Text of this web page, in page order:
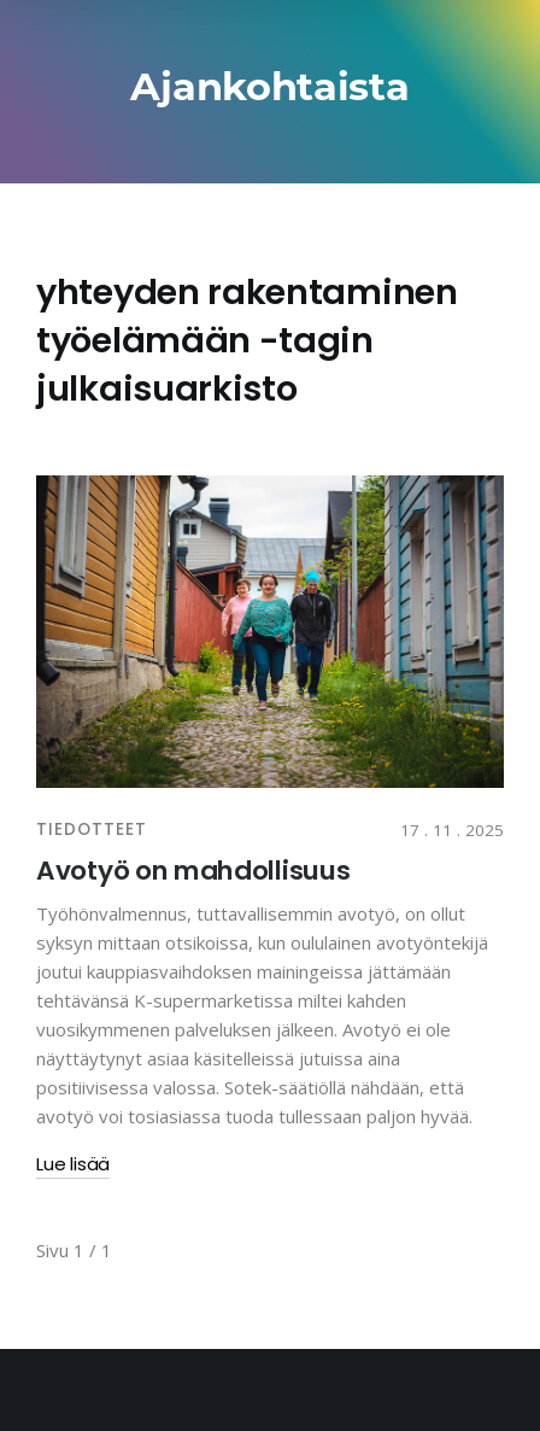
Ajankohtaista
yhteyden rakentaminen
työelämään -tagin
julkaisuarkisto
TIEDOTTEET 17 . 11 . 2025
Avotyö on mahdollisuus
Työhönvalmennus, tuttavallisemmin avotyö, on ollut
syksyn mittaan otsikoissa, kun oululainen avotyöntekijä
joutui kauppiasvaihdoksen mainingeissa jättämään
tehtävänsä K-supermarketissa miltei kahden
vuosikymmenen palveluksen jälkeen. Avotyö ei ole
näyttäytynyt asiaa käsitelleissä jutuissa aina
positiivisessa valossa. Sotek-säätiöllä nähdään, että
avotyö voi tosiasiassa tuoda tullessaan paljon hyvää.
Lue lisää
Sivu 1 / 1